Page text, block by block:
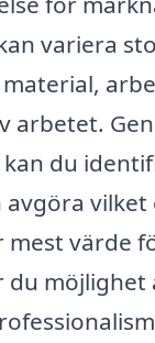
variera
arbetet.
du
mest värde
du möjlighet